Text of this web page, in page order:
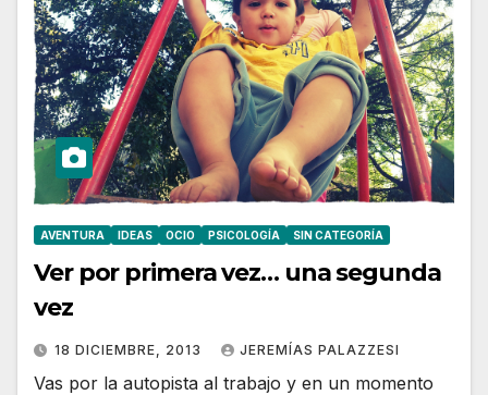
AVENTURA IDEAS OCIO PSICOLOGÍA SIN CATEGORÍA
Ver por primera vez… una segunda
vez
18 DICIEMBRE, 2013 JEREMÍAS PALAZZESI
Vas por la autopista al trabajo y en un momento